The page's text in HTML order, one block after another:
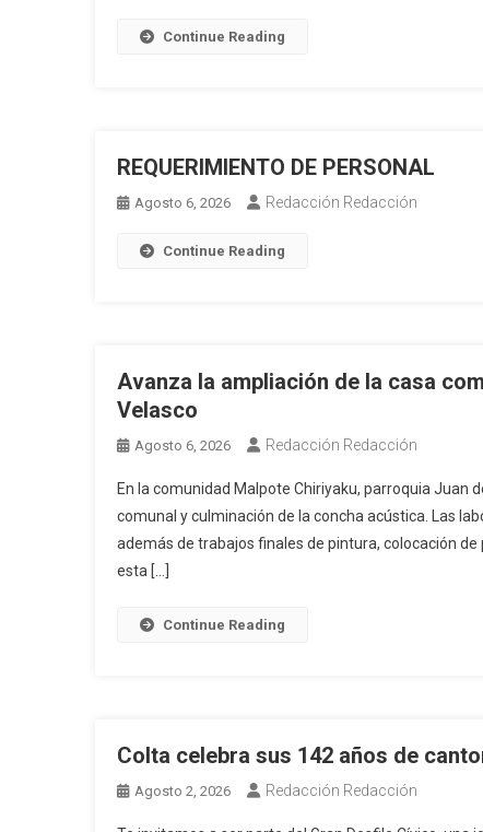
Continue Reading
REQUERIMIENTO DE PERSONAL
Agosto 6, 2026 Redacción Redacción
Continue Reading
Avanza la ampliación de la casa
Velasco
Agosto 6, 2026 Redacción Redacción
En la comunidad Malpote Chiriyaku, parroquia Juan
comunal y culminación de la concha acústica. Las
además de trabajos finales de pintura, colocación
esta […]
Continue Reading
Colta celebra sus 142 años de
Agosto 2, 2026 Redacción Redacción